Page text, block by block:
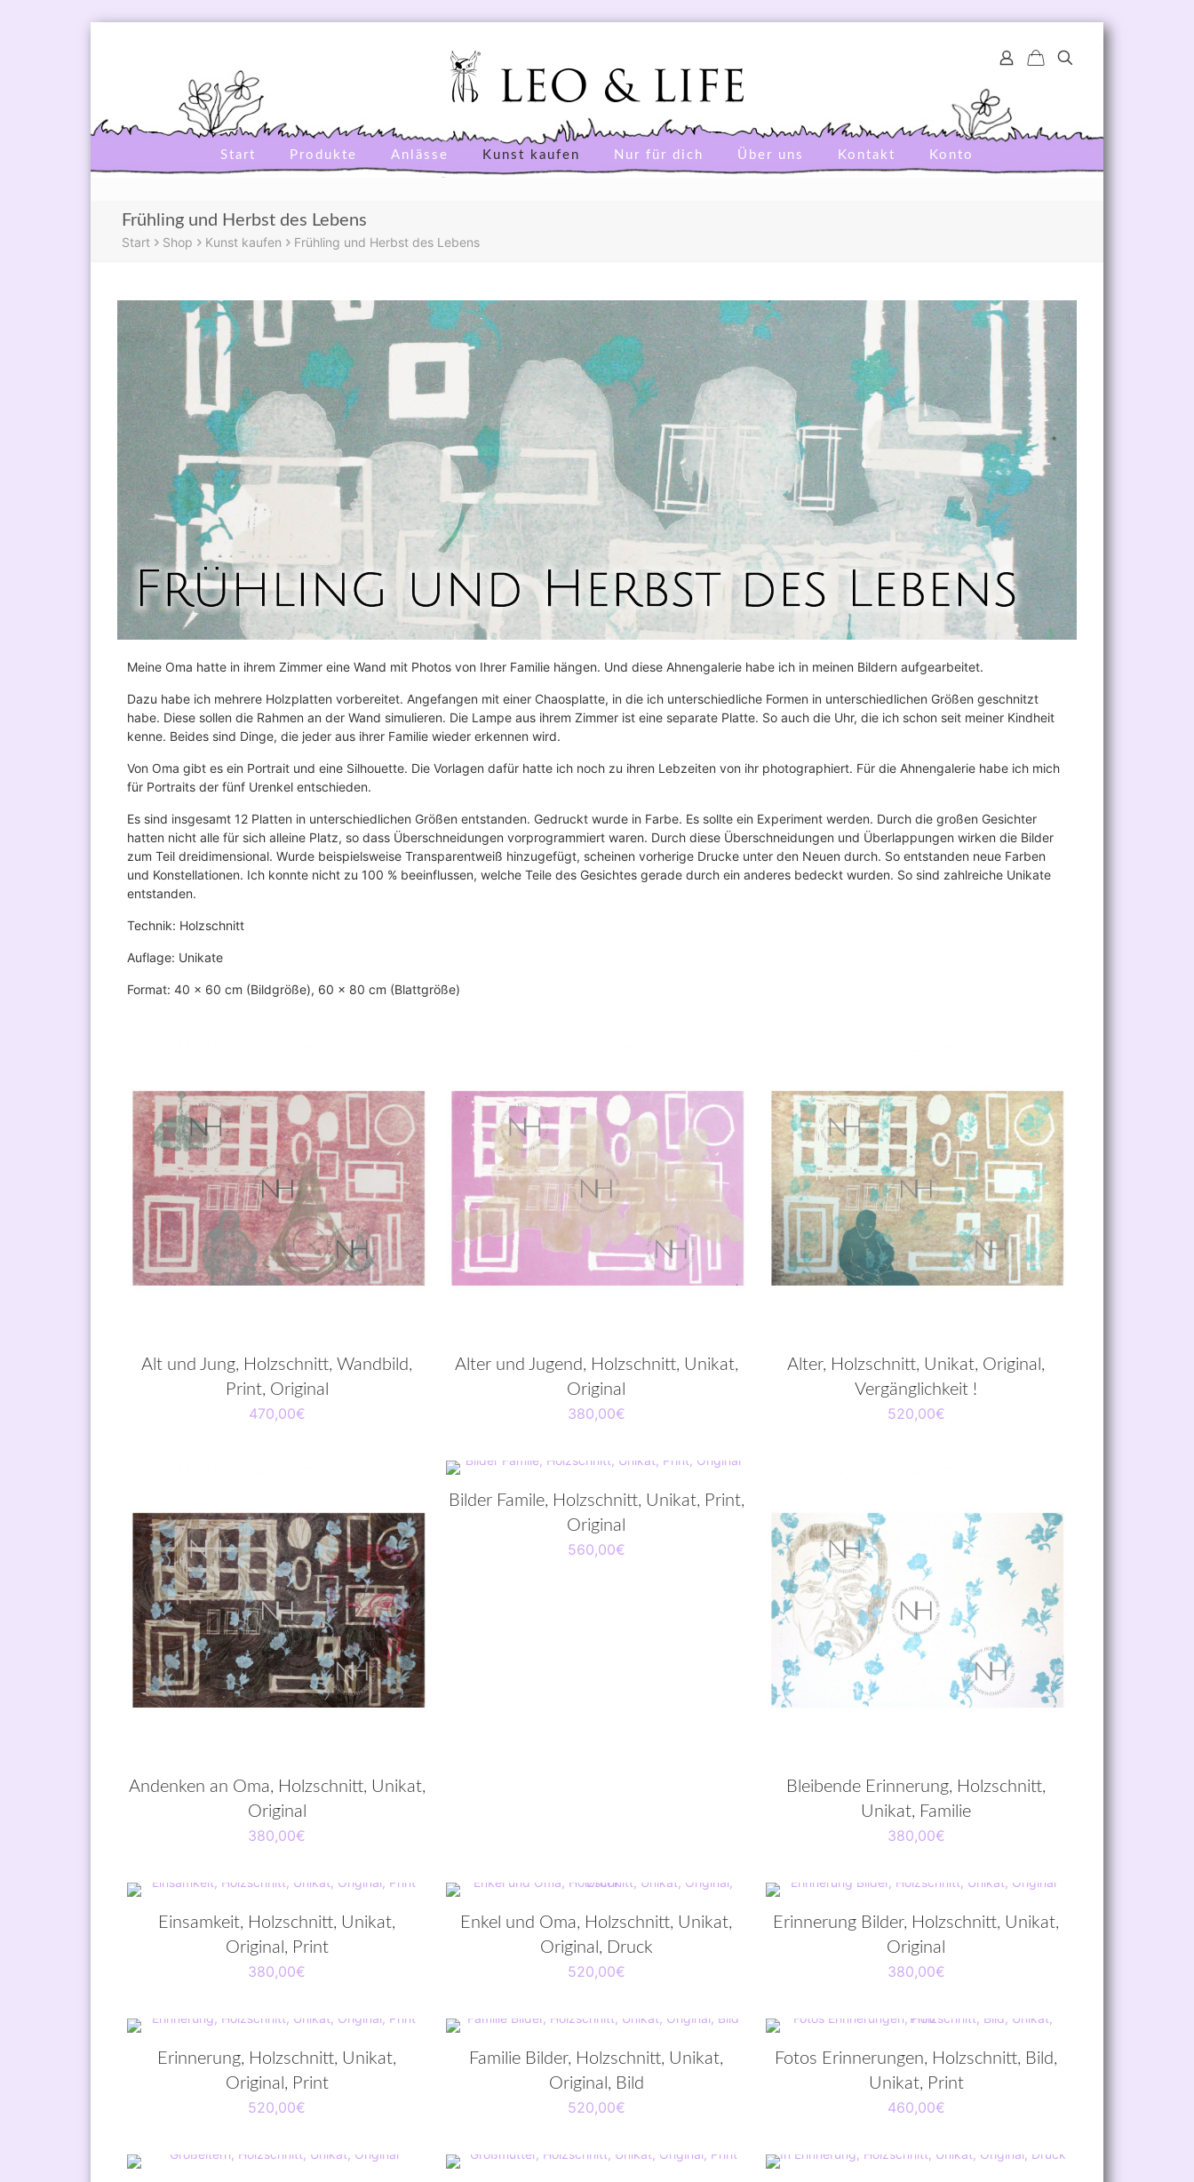
Start Produkte Anlässe Kunst kaufen Nur für dich Über uns Kontakt Konto
Frühling und Herbst des Lebens
Start Shop Kunst kaufen Frühling und Herbst des Lebens
Meine Oma hatte in ihrem Zimmer eine Wand mit Photos von Ihrer Familie hängen. Und diese Ahnengalerie habe ich in meinen Bildern aufgearbeitet.
Dazu habe ich mehrere Holzplatten vorbereitet. Angefangen mit einer Chaosplatte, in die ich unterschiedliche Formen in unterschiedlichen Größen geschnitzt
habe. Diese sollen die Rahmen an der Wand simulieren. Die Lampe aus ihrem Zimmer ist eine separate Platte. So auch die Uhr, die ich schon seit meiner Kindheit
kenne. Beides sind Dinge, die jeder aus ihrer Familie wieder erkennen wird.
Von Oma gibt es ein Portrait und eine Silhouette. Die Vorlagen dafür hatte ich noch zu ihren Lebzeiten von ihr photographiert. Für die Ahnengalerie habe ich mich
für Portraits der fünf Urenkel entschieden.
Es sind insgesamt 12 Platten in unterschiedlichen Größen entstanden. Gedruckt wurde in Farbe. Es sollte ein Experiment werden. Durch die großen Gesichter
hatten nicht alle für sich alleine Platz, so dass Überschneidungen vorprogrammiert waren. Durch diese Überschneidungen und Überlappungen wirken die Bilder
zum Teil dreidimensional. Wurde beispielsweise Transparentweiß hinzugefügt, scheinen vorherige Drucke unter den Neuen durch. So entstanden neue Farben
und Konstellationen. Ich konnte nicht zu 100 % beeinflussen, welche Teile des Gesichtes gerade durch ein anderes bedeckt wurden. So sind zahlreiche Unikate
entstanden.
Technik: Holzschnitt
Auflage: Unikate
Format: 40 x 60 cm (Bildgröße), 60 x 80 cm (Blattgröße)
Alt und Jung, Holzschnitt, Wandbild,
Print, Original
470,00€
Alter und Jugend, Holzschnitt, Unikat,
Original
380,00€
Alter, Holzschnitt, Unikat, Original,
Vergänglichkeit !
520,00€
Andenken an Oma, Holzschnitt, Unikat,
Original
380,00€
Bilder Famile, Holzschnitt, Unikat, Print,
Original
560,00€
Bleibende Erinnerung, Holzschnitt,
Unikat, Familie
380,00€
Einsamkeit, Holzschnitt, Unikat,
Original, Print
380,00€
Enkel und Oma, Holzschnitt, Unikat,
Original, Druck
520,00€
Erinnerung Bilder, Holzschnitt, Unikat,
Original
380,00€
Erinnerung, Holzschnitt, Unikat,
Original, Print
520,00€
Familie Bilder, Holzschnitt, Unikat,
Original, Bild
520,00€
Fotos Erinnerungen, Holzschnitt, Bild,
Unikat, Print
460,00€